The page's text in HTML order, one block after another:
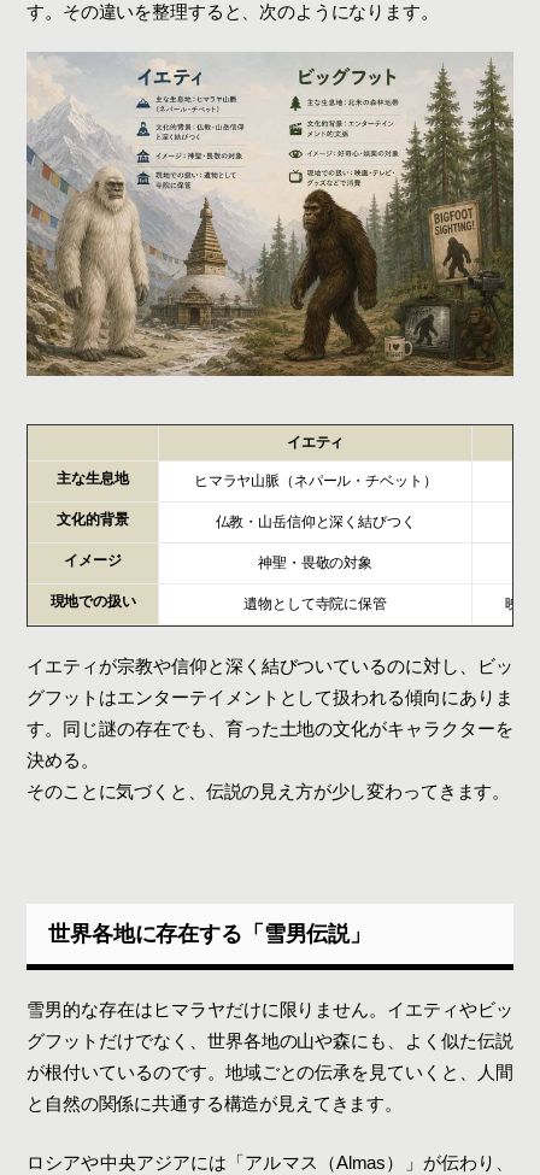
す。その違いを整理すると、次のようになります。
イエティ
主な生息地 ヒマラヤ山脈（ネパール・チベット）
文化的背景 仏教・山岳信仰と深く結びつく
イメージ 神聖・畏敬の対象
現地での扱い 遺物として寺院に保管 映画
イエティが宗教や信仰と深く結びついているのに対し、ビッ
グフットはエンターテイメントとして扱われる傾向にありま
す。同じ謎の存在でも、育った土地の文化がキャラクターを
決める。
そのことに気づくと、伝説の見え方が少し変わってきます。
世界各地に存在する「雪男伝説」
雪男的な存在はヒマラヤだけに限りません。イエティやビッ
グフットだけでなく、世界各地の山や森にも、よく似た伝説
が根付いているのです。地域ごとの伝承を見ていくと、人間
と自然の関係に共通する構造が見えてきます。
ロシアや中央アジアには「アルマス（Almas）」が伝わり、